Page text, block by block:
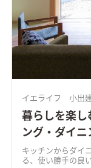
イエライフ 小出
暮らしを楽し
ング・ダイニ
キッチンからダイ
る、使い勝手の良